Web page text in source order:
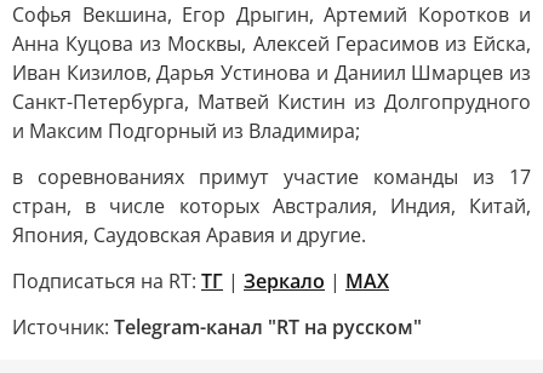
Софья Векшина, Егор Дрыгин, Артемий Коротков и
Анна Куцова из Москвы, Алексей Герасимов из Ейска,
Иван Кизилов, Дарья Устинова и Даниил Шмарцев из
Санкт-Петербурга, Матвей Кистин из Долгопрудного
и Максим Подгорный из Владимира;
в соревнованиях примут участие команды из 17
стран, в числе которых Австралия, Индия, Китай,
Япония, Саудовская Аравия и другие.
Подписаться на RT: ТГ | Зеркало | MAX
Источник: Telegram-канал "RT на русском"